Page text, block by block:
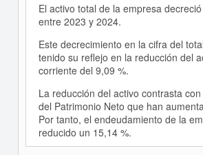
El activo total de la empresa
entre 2023 y 2024.
Este decrecimiento en la cifra del
tenido su reflejo en la reducción del
corriente del 9,09 %.
La reducción del activo contrasta
del Patrimonio Neto que han
Por tanto, el endeudamiento de la
reducido un 15,14 %.